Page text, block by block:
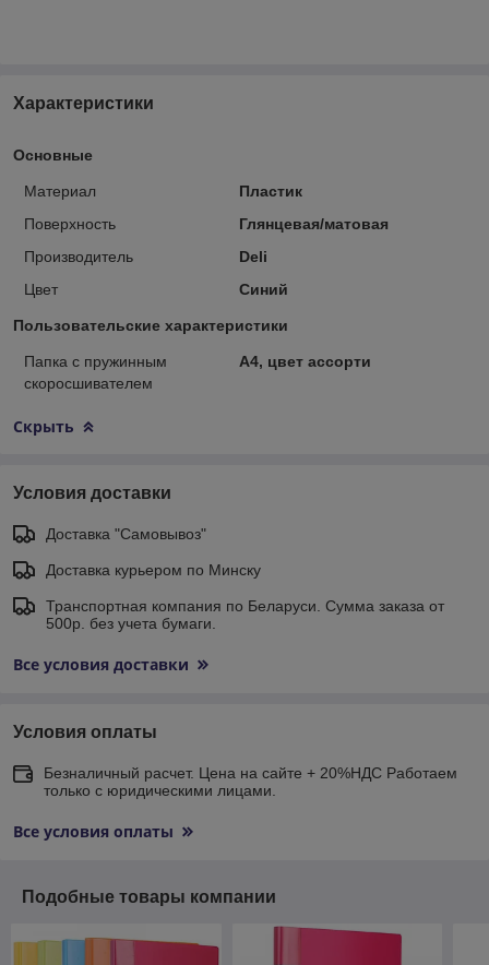
Характеристики
Основные
Материал
Пластик
Поверхность
Глянцевая/матовая
Производитель
Deli
Цвет
Синий
Пользовательские характеристики
Папка с пружинным
скоросшивателем
А4, цвет ассорти
Скрыть
Условия доставки
Доставка "Самовывоз"
Доставка курьером по Минску
Транспортная компания по Беларуси. Сумма заказа от
500р. без учета бумаги.
Все условия доставки
Условия оплаты
Безналичный расчет. Цена на сайте + 20%НДС Работаем
только с юридическими лицами.
Все условия оплаты
Подобные товары компании